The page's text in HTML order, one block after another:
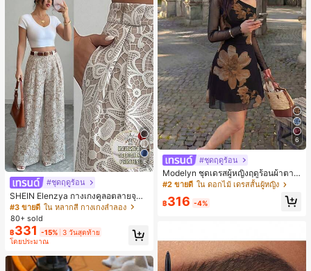
5
#ชุดฤดูร้อน
SHEIN Elenzya กางเกงคูลอตลายจุดเ
อวสูงแบบใหม่สำหรับฤดูใบไม้ผลิ/ฤดูร้อ
น, สไตล์หรูหราเหมาะสำหรับใส่ในชีวิต
ประจำวันและทำงาน, ให้ความรู้สึกวินเ
ทจสำหรับฤดูรับปริญญา, เทศกาลดนตร
ี, การแข่งม้าดาร์บี้, วันประกาศอิสรภาพ
#3 ขายดี ใน หลากสี กางเกงลำลอง
80+ sold
฿331 -15% 3 วันสุดท้าย
โดยประมาณ
6
#ชุดฤดูร้อน
Modelyn ชุดเดรสผู้หญิงฤดูร้อนผ้าตาข่
ายพิมพ์ลาย คอไม่สมมาตร จับจีบ หรูหร
#2 ขายดี ใน ดอกไม้ เดรสสั้นผู้หญิง
฿316 -4%